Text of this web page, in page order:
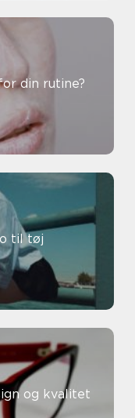
din rutine?
til tøj
og kvalitet